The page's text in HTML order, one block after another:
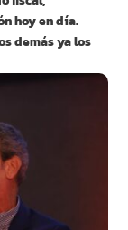
hoy en día.
demás ya los